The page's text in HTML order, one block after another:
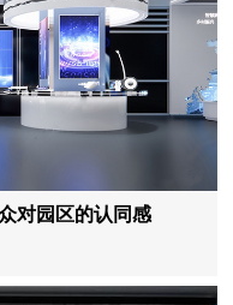
对园区的认同感